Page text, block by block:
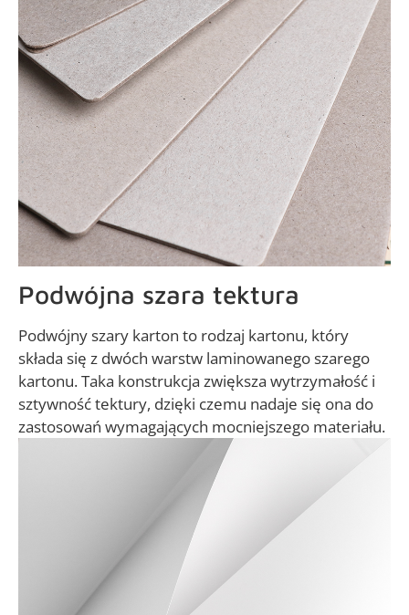
Podwójna szara tektura
Podwójny szary karton to rodzaj kartonu, który
składa się z dwóch warstw laminowanego szarego
kartonu. Taka konstrukcja zwiększa wytrzymałość i
sztywność tektury, dzięki czemu nadaje się ona do
zastosowań wymagających mocniejszego materiału.